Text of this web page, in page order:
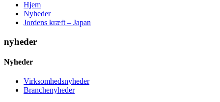
Hjem
Nyheder
Jordens kræft – Japan
nyheder
Nyheder
Virksomhedsnyheder
Branchenyheder